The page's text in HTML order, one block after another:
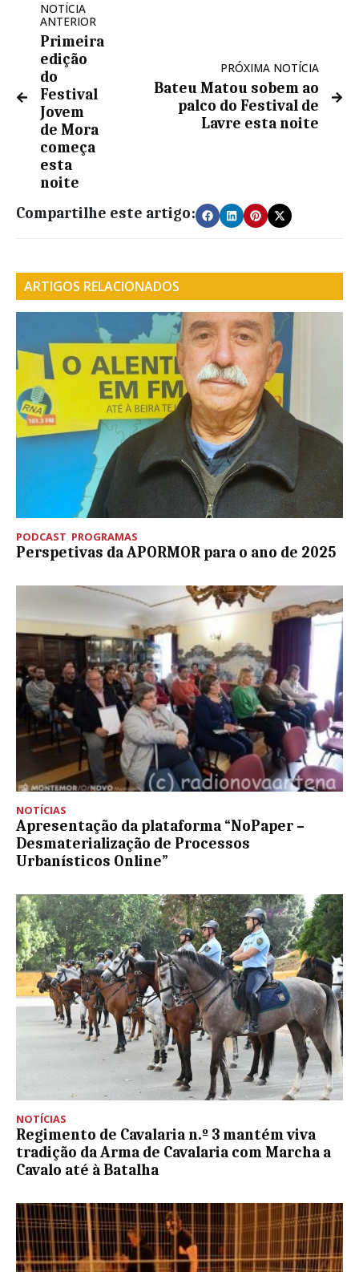
NOTÍCIA
ANTERIOR
Primeira
edição
do
Festival
Jovem
de Mora
começa
esta
noite
PRÓXIMA NOTÍCIA
Bateu Matou sobem ao
palco do Festival de
Lavre esta noite
Compartilhe este artigo:
ARTIGOS RELACIONADOS
PODCAST, PROGRAMAS
Perspetivas da APORMOR para o ano de 2025
NOTÍCIAS
Apresentação da plataforma “NoPaper –
Desmaterialização de Processos
Urbanísticos Online”
NOTÍCIAS
Regimento de Cavalaria n.º 3 mantém viva
tradição da Arma de Cavalaria com Marcha a
Cavalo até à Batalha